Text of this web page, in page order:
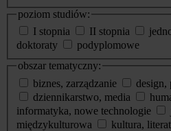
poziom studiów:
I stopnia
II stopnia
doktoraty
podyplomowe
obszar tematyczny:
biznes, zarządzanie
design,
dziennikarstwo, media
informatyka, nowe technologie
międzykulturowa
kultura,